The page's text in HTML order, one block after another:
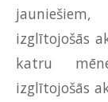
izglītojošās
katru
izglītojošās